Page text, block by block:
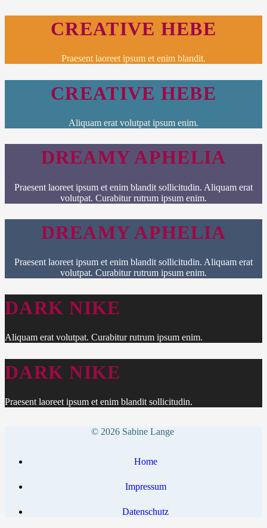
CREATIVE HEBE
Praesent laoreet ipsum et enim blandit.
CREATIVE HEBE
Aliquam erat volutpat ipsum enim.
DREAMY APHELIA
Praesent laoreet ipsum et enim blandit sollicitudin. Aliquam erat
volutpat. Curabitur rutrum ipsum enim.
DREAMY APHELIA
Praesent laoreet ipsum et enim blandit sollicitudin. Aliquam erat
volutpat. Curabitur rutrum ipsum enim.
DARK NIKE
Aliquam erat volutpat. Curabitur rutrum ipsum enim.
DARK NIKE
Praesent laoreet ipsum et enim blandit sollicitudin.
© 2026 Sabine Lange
Home
Impressum
Datenschutz